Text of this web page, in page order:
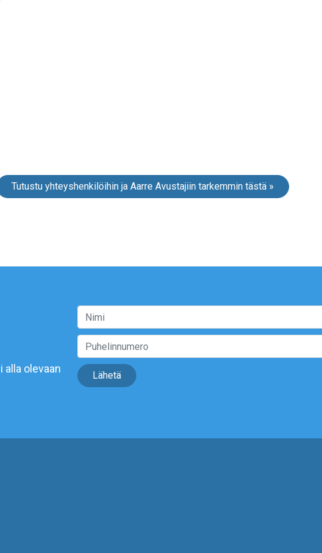
Tutustu yhteyshenkilöihin ja Aarre Avustajiin tarkemmin tästä »
olevaan
Lähetä